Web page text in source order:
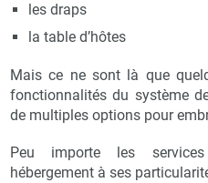
les draps
la table d’hôtes
Mais ce ne sont là que
fonctionnalités du système
de multiples options pour
Peu importe les services
hébergement à ses